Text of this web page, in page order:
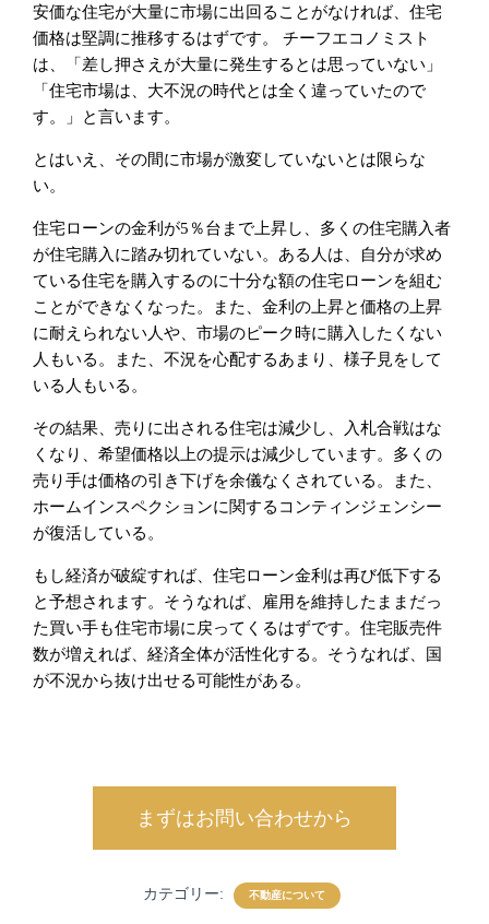
安価な住宅が大量に市場に出回ることがなければ、住宅
価格は堅調に推移するはずです。 チーフエコノミスト
は、「差し押さえが大量に発生するとは思っていない」
「住宅市場は、大不況の時代とは全く違っていたので
す。」と言います。
とはいえ、その間に市場が激変していないとは限らな
い。
住宅ローンの金利が5％台まで上昇し、多くの住宅購入者
が住宅購入に踏み切れていない。ある人は、自分が求め
ている住宅を購入するのに十分な額の住宅ローンを組む
ことができなくなった。また、金利の上昇と価格の上昇
に耐えられない人や、市場のピーク時に購入したくない
人もいる。また、不況を心配するあまり、様子見をして
いる人もいる。
その結果、売りに出される住宅は減少し、入札合戦はな
くなり、希望価格以上の提示は減少しています。多くの
売り手は価格の引き下げを余儀なくされている。また、
ホームインスペクションに関するコンティンジェンシー
が復活している。
もし経済が破綻すれば、住宅ローン金利は再び低下する
と予想されます。そうなれば、雇用を維持したままだっ
た買い手も住宅市場に戻ってくるはずです。住宅販売件
数が増えれば、経済全体が活性化する。そうなれば、国
が不況から抜け出せる可能性がある。
まずはお問い合わせから
カテゴリー: 不動産について